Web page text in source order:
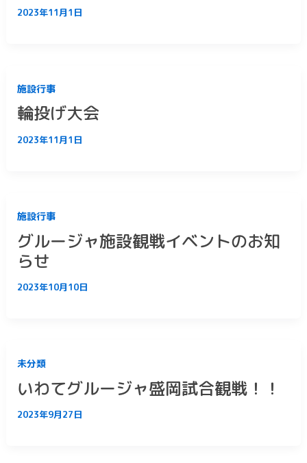
2023年11月1日
施設行事
輪投げ大会
2023年11月1日
施設行事
グルージャ施設観戦イベントのお知
らせ
2023年10月10日
未分類
いわてグルージャ盛岡試合観戦！！
2023年9月27日